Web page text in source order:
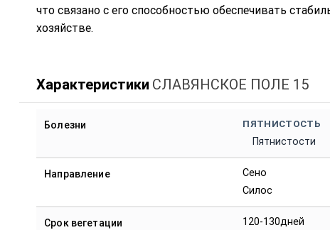
что связано с его способностью обеспечивать
хозяйстве.
Характеристики СЛАВЯНСКОЕ ПОЛЕ 15
Болезни ПЯТНИСТОСТЬ
Пятнистости
Направление
Сено
Силос
Срок вегетации 120-130дней